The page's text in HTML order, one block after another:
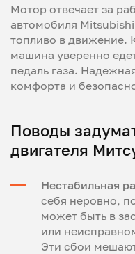
Мотор отвечает за
автомобиля
топливо в движение.
машина уверенно
педаль газа.
комфорта и
Поводы
двигателя
Нестабильная
себя неровно,
может быть в
или
Эти сбои